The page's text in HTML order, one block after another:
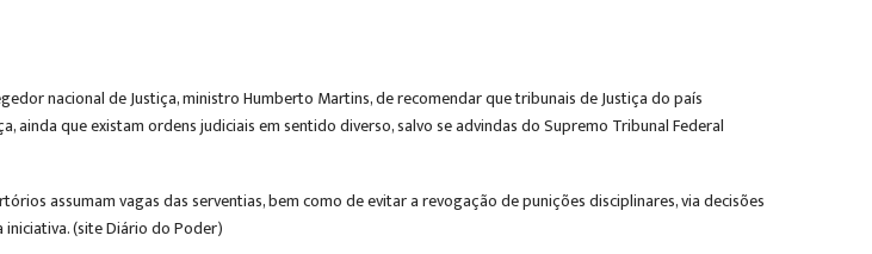
nacional de Justiça, ministro Humberto Martins, de recomendar que tribunais de Justiça do país
que existam ordens judiciais em sentido diverso, salvo se advindas do Supremo Tribunal Federal
assumam vagas das serventias, bem como de evitar a revogação de punições disciplinares, via decisões
(site Diário do Poder)